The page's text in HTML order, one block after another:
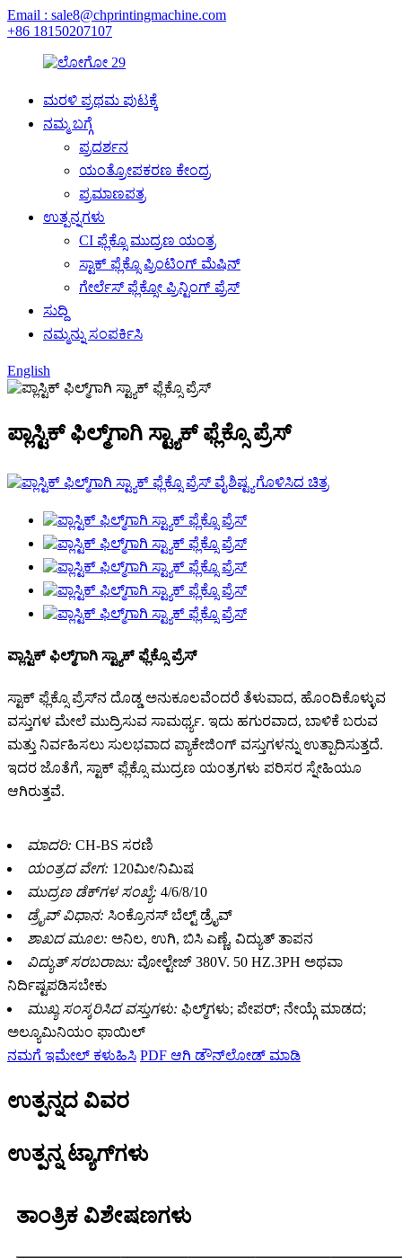
Email : sale8@chprintingmachine.com
+86 18150207107
ಮರಳಿ ಪ್ರಥಮ ಪುಟಕ್ಕೆ
ನಮ್ಮ ಬಗ್ಗೆ
ಪ್ರದರ್ಶನ
ಯಂತ್ರೋಪಕರಣ ಕೇಂದ್ರ
ಪ್ರಮಾಣಪತ್ರ
ಉತ್ಪನ್ನಗಳು
CI ಫ್ಲೆಕ್ಸೊ ಮುದ್ರಣ ಯಂತ್ರ
ಸ್ಟಾಕ್ ಫ್ಲೆಕ್ಸೊ ಪ್ರಿಂಟಿಂಗ್ ಮೆಷಿನ್
ಗೇರ್ಲೆಸ್ ಫ್ಲೆಕ್ಸೋ ಪ್ರಿನ್ಟಿಂಗ್ ಪ್ರೆಸ್
ಸುದ್ದಿ
ನಮ್ಮನ್ನು ಸಂಪರ್ಕಿಸಿ
English
ಪ್ಲಾಸ್ಟಿಕ್ ಫಿಲ್ಮ್‌ಗಾಗಿ ಸ್ಟ್ಯಾಕ್ ಫ್ಲೆಕ್ಸೊ ಪ್ರೆಸ್
ಪ್ಲಾಸ್ಟಿಕ್ ಫಿಲ್ಮ್‌ಗಾಗಿ ಸ್ಟ್ಯಾಕ್ ಫ್ಲೆಕ್ಸೊ ಪ್ರೆಸ್
ಸ್ಟಾಕ್ ಫ್ಲೆಕ್ಸೊ ಪ್ರೆಸ್‌ನ ದೊಡ್ಡ ಅನುಕೂಲವೆಂದರೆ ತೆಳುವಾದ, ಹೊಂದಿಕೊಳ್ಳುವ
ವಸ್ತುಗಳ ಮೇಲೆ ಮುದ್ರಿಸುವ ಸಾಮರ್ಥ್ಯ. ಇದು ಹಗುರವಾದ, ಬಾಳಿಕೆ ಬರುವ
ಮತ್ತು ನಿರ್ವಹಿಸಲು ಸುಲಭವಾದ ಪ್ಯಾಕೇಜಿಂಗ್ ವಸ್ತುಗಳನ್ನು ಉತ್ಪಾದಿಸುತ್ತದೆ.
ಇದರ ಜೊತೆಗೆ, ಸ್ಟಾಕ್ ಫ್ಲೆಕ್ಸೊ ಮುದ್ರಣ ಯಂತ್ರಗಳು ಪರಿಸರ ಸ್ನೇಹಿಯೂ
ಆಗಿರುತ್ತವೆ.
ಮಾದರಿ: CH-BS ಸರಣಿ
ಯಂತ್ರದ ವೇಗ: 120ಮೀ/ನಿಮಿಷ
ಮುದ್ರಣ ಡೆಕ್‌ಗಳ ಸಂಖ್ಯೆ: 4/6/8/10
ಡ್ರೈವ್ ವಿಧಾನ: ಸಿಂಕ್ರೊನಸ್ ಬೆಲ್ಟ್ ಡ್ರೈವ್
ಶಾಖದ ಮೂಲ: ಅನಿಲ, ಉಗಿ, ಬಿಸಿ ಎಣ್ಣೆ, ವಿದ್ಯುತ್ ತಾಪನ
ವಿದ್ಯುತ್ ಸರಬರಾಜು: ವೋಲ್ಟೇಜ್ 380V. 50 HZ.3PH ಅಥವಾ
ನಿರ್ದಿಷ್ಟಪಡಿಸಬೇಕು
ಮುಖ್ಯ ಸಂಸ್ಕರಿಸಿದ ವಸ್ತುಗಳು: ಫಿಲ್ಮ್‌ಗಳು; ಪೇಪರ್; ನೇಯ್ಗೆ ಮಾಡದ;
ಅಲ್ಯೂಮಿನಿಯಂ ಫಾಯಿಲ್
ನಮಗೆ ಇಮೇಲ್ ಕಳುಹಿಸಿ PDF ಆಗಿ ಡೌನ್‌ಲೋಡ್ ಮಾಡಿ
ಉತ್ಪನ್ನದ ವಿವರ
ಉತ್ಪನ್ನ ಟ್ಯಾಗ್‌ಗಳು
ತಾಂತ್ರಿಕ ವಿಶೇಷಣಗಳು